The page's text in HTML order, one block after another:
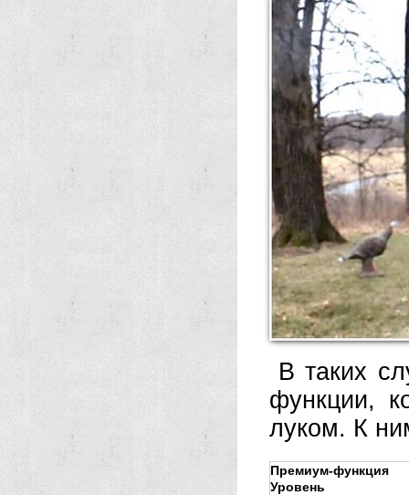
В таких
функции,
луком. К
Премиум-функция
Уровень